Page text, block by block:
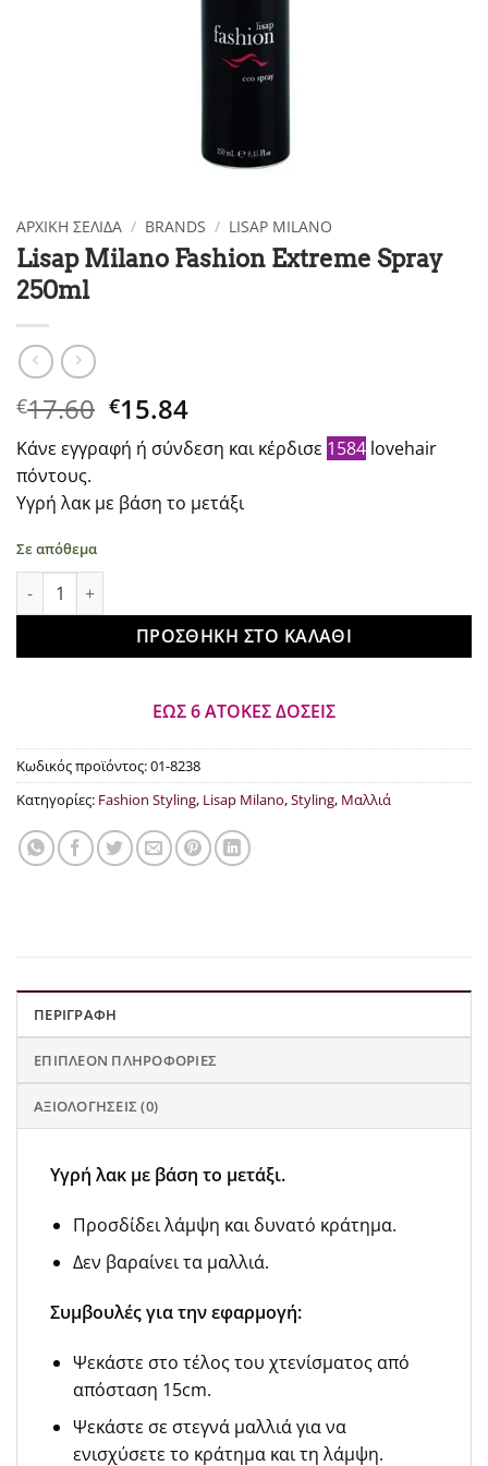
ΑΡΧΙΚΉ ΣΕΛΊΔΑ / BRANDS / LISAP MILANO
Lisap Milano Fashion Extreme Spray
250ml
€17.60 Original
price
was:
€17.60.
€15.84Η
τρέχουσα
τιμή
είναι:
€15.84.
Κάνε εγγραφή ή σύνδεση και κέρδισε 1584 lovehair
πόντους.
Υγρή λακ με βάση το μετάξι
Σε απόθεμα
Lisap Milano Fashion Extreme Spray 250ml ποσότητα
ΠΡΟΣΘΉΚΗ ΣΤΟ ΚΑΛΆΘΙ
ΕΩΣ 6 ΑΤΟΚΕΣ ΔΟΣΕΙΣ
Κωδικός προϊόντος:01-8238
Κατηγορίες: Fashion Styling, Lisap Milano,Styling, Μαλλιά
ΠΕΡΙΓΡΑΦΉ
ΕΠΙΠΛΈΟΝ ΠΛΗΡΟΦΟΡΊΕΣ
ΑΞΙΟΛΟΓΉΣΕΙΣ (0)
Υγρή λακ με βάση το μετάξι.
Προσδίδει λάμψη και δυνατό κράτημα.
Δεν βαραίνει τα μαλλιά.
Συμβουλές για την εφαρμογή:
Ψεκάστε στο τέλος του χτενίσματος από
απόσταση 15cm.
Ψεκάστε σε στεγνά μαλλιά για να
ενισχύσετε το κράτημα και τη λάμψη.